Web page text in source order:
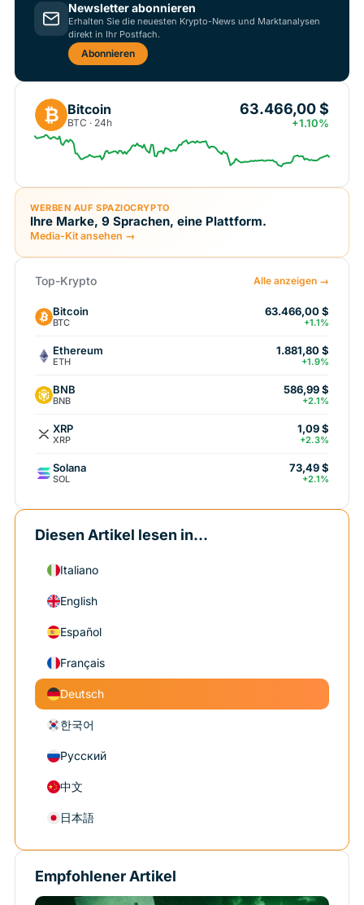
Newsletter abonnieren
Erhalten Sie die neuesten Krypto-News und Marktanalysen
direkt in Ihr Postfach.
Abonnieren
₿ Bitcoin
BTC · 24h
63.466,00 $
+1.10%
WERBEN AUF SPAZIOCRYPTO
Ihre Marke, 9 Sprachen, eine Plattform.
Media-Kit ansehen →
Top-Krypto Alle anzeigen →
Bitcoin
BTC
63.466,00 $
+1.1%
Ethereum
ETH
1.881,80 $
+1.9%
BNB
BNB
586,99 $
+2.1%
XRP
XRP
1,09 $
+2.3%
Solana
SOL
73,49 $
+2.1%
Diesen Artikel lesen in...
Italiano
English
Español
Français
Deutsch
한국어
Русский
中文
日本語
Empfohlener Artikel